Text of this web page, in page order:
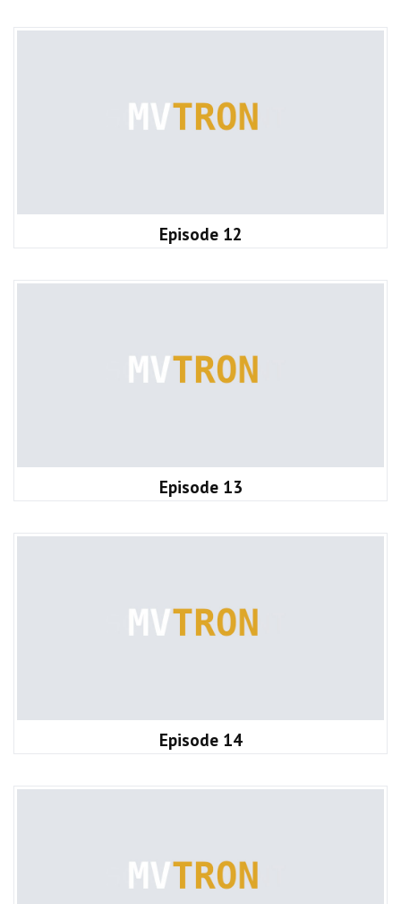
Episode 12
Episode 13
Episode 14